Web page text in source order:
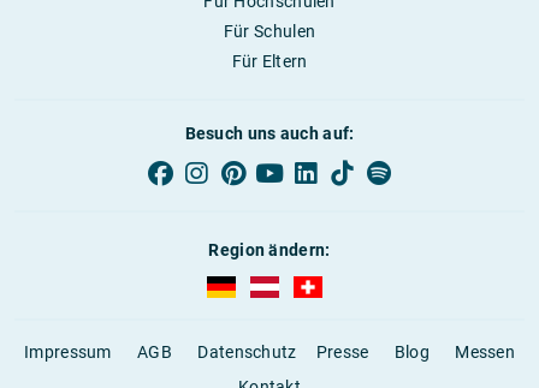
Für Schulen
Für Eltern
Besuch uns auch auf:
Region ändern:
AUBI-plus Deutschland (deutsch)
AUBI-plus Österreich (deutsch)
Impressum AGB Datenschutz Presse Blog
Messen